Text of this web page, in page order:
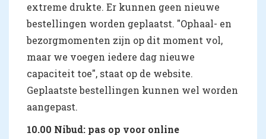
extreme drukte. Er kunnen geen nieuwe
bestellingen worden geplaatst. "Ophaal- en
bezorgmomenten zijn op dit moment vol,
maar we voegen iedere dag nieuwe
capaciteit toe", staat op de website.
Geplaatste bestellingen kunnen wel worden
aangepast.
10.00 Nibud: pas op voor online